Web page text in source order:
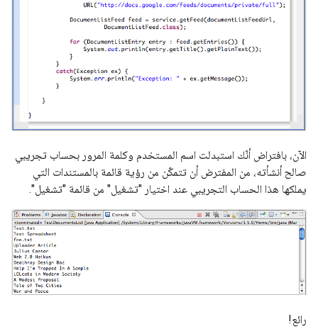
الآن، بافتراض أنّك استبدلت اسم المستخدم وكلمة المرور بحساب تجريبي
صالح أنشأته، من المفترض أن تتمكّن من رؤية قائمة بالمستندات التي
يملكها هذا الحساب التجريبي عند اختيار "تشغيل" من قائمة "تشغيل".
رائع!